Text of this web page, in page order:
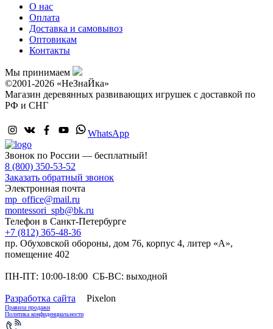
О нас
Оплата
Доставка и самовывоз
Оптовикам
Контакты
Мы принимаем
©2001-2026 «НеЗнаЙка»
Магазин деревянных развивающих игрушек с доставкой по
РФ и СНГ
WhatsApp
Звонок по России — бесплатный!
8 (800) 350-53-52
Заказать обратный звонок
Электронная почта
mp_office@mail.ru
montessori_spb@bk.ru
Телефон в Санкт-Петербурге
+7 (812) 365-48-36
пр. Обуховской обороны, дом 76, корпус 4, литер «А»,
помещение 402
ПН-ПТ: 10:00-18:00 СБ-ВС: выходной
Разработка сайта Pixelon
Правила продажи
Политика конфиденциальности